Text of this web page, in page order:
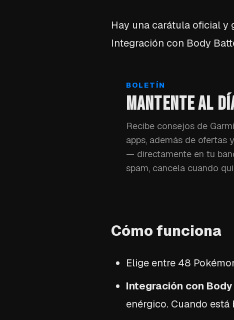
Hay una carátula oficial y
Integración con Body
BOLETÍN
MANTENTE AL
Recibe consejos de
apps, además de ofertas
— directamente en tu
spam, cancela cuando
Cómo funciona
Elige entre 48
Integración con
enérgico. Cuando